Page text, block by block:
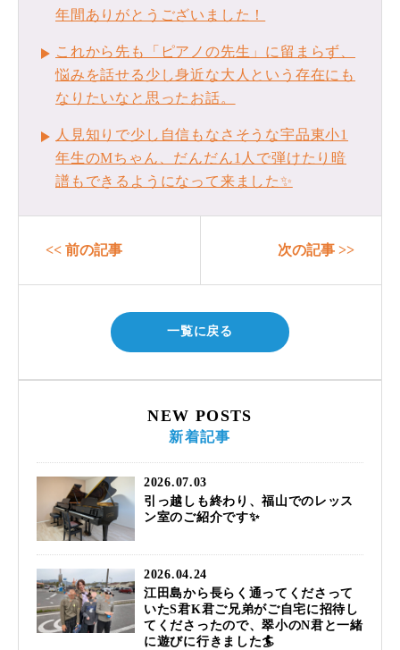
年間ありがとうございました！
これから先も「ピアノの先生」に留まらず、
悩みを話せる少し身近な大人という存在にも
なりたいなと思ったお話。
人見知りで少し自信もなさそうな宇品東小1
年生のМちゃん、だんだん1人で弾けたり暗
譜もできるようになって来ました✨
<< 前の記事 次の記事 >>
一覧に戻る
NEW POSTS
新着記事
2026.07.03
引っ越しも終わり、福山でのレッス
ン室のご紹介です✨
2026.04.24
江田島から長らく通ってくださって
いたS君K君ご兄弟がご自宅に招待し
てくださったので、翠小のN君と一緒
に遊びに行きました🏄️